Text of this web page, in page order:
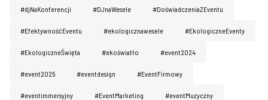
#djNaKonferencji #DJnaWesele #DoświadczeniaZEventu
#EfektywnośćEventu #ekologicznawesele #EkologiczneEventy
#EkologiczneŚwięta #ekoświatło #event2024
#event2025 #eventdesign #EventFirmowy
#eventimmersyjny #EventMarketing #eventMuzyczny